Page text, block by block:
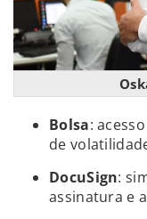
Bolsa:
de
DocuSign:
assinatura e